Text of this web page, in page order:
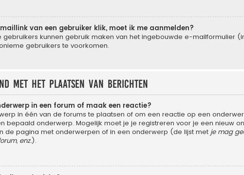
van een gebruiker klik, moet ik me aanmelden?
kunnen gebruik maken van het ingebouwde e-mailformulier
gebruikers te voorkomen.
met het plaatsen van berichten
in een forum of maak een reactie?
in één van de forums te plaatsen of om een reactie op een
bepaald onderwerp. Mogelijk moet je je registreren voor je een nieuw
de pagina met onderwerpen of in een onderwerp (de lijst met je mag
enz.).